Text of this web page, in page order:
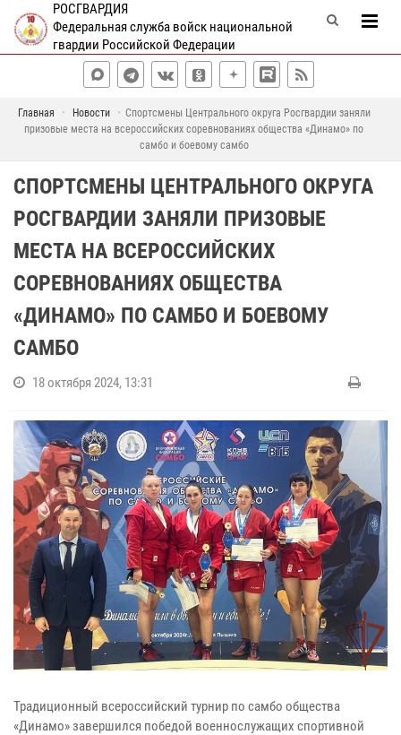
РОСГВАРДИЯ
Федеральная служба войск национальной
гвардии Российской Федерации
Главная Новости
Спортсмены Центрального округа Росгвардии заняли
призовые места на всероссийских соревнованиях общества «Динамо» по
самбо и боевому самбо
СПОРТСМЕНЫ ЦЕНТРАЛЬНОГО ОКРУГА
РОСГВАРДИИ ЗАНЯЛИ ПРИЗОВЫЕ
МЕСТА НА ВСЕРОССИЙСКИХ
СОРЕВНОВАНИЯХ ОБЩЕСТВА
«ДИНАМО» ПО САМБО И БОЕВОМУ
САМБО
18 октября 2024, 13:31
Традиционный всероссийский турнир по самбо общества
«Динамо» завершился победой военнослужащих спортивной